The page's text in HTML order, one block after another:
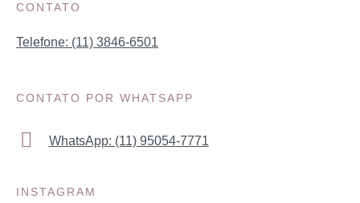
CONTATO
Telefone: (11) 3846-6501
CONTATO POR WHATSAPP
WhatsApp: (11) 95054-7771
INSTAGRAM